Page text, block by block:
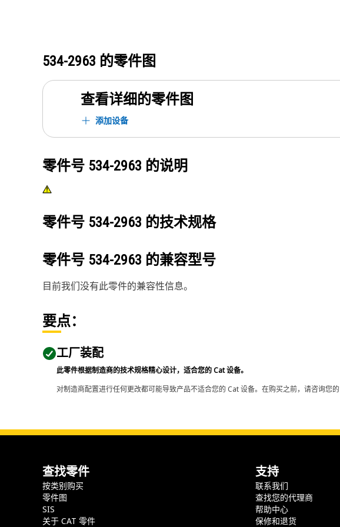
534-2963 的零件图
查看详细的零件图
添加设备
零件号 534-2963 的说明
零件号 534-2963 的技术规格
零件号 534-2963 的兼容型号
目前我们没有此零件的兼容性信息。
要点：
工厂装配
此零件根据制造商的技术规格精心设计，适合您的 Cat 设备。
对制造商配置进行任何更改都可能导致产品不适合您的 Cat 设备。在购买之前，请咨询您
查找零件
按类别购买
零件图
SIS
关于 CAT 零件
支持
联系我们
查找您的代理商
帮助中心
保修和退货